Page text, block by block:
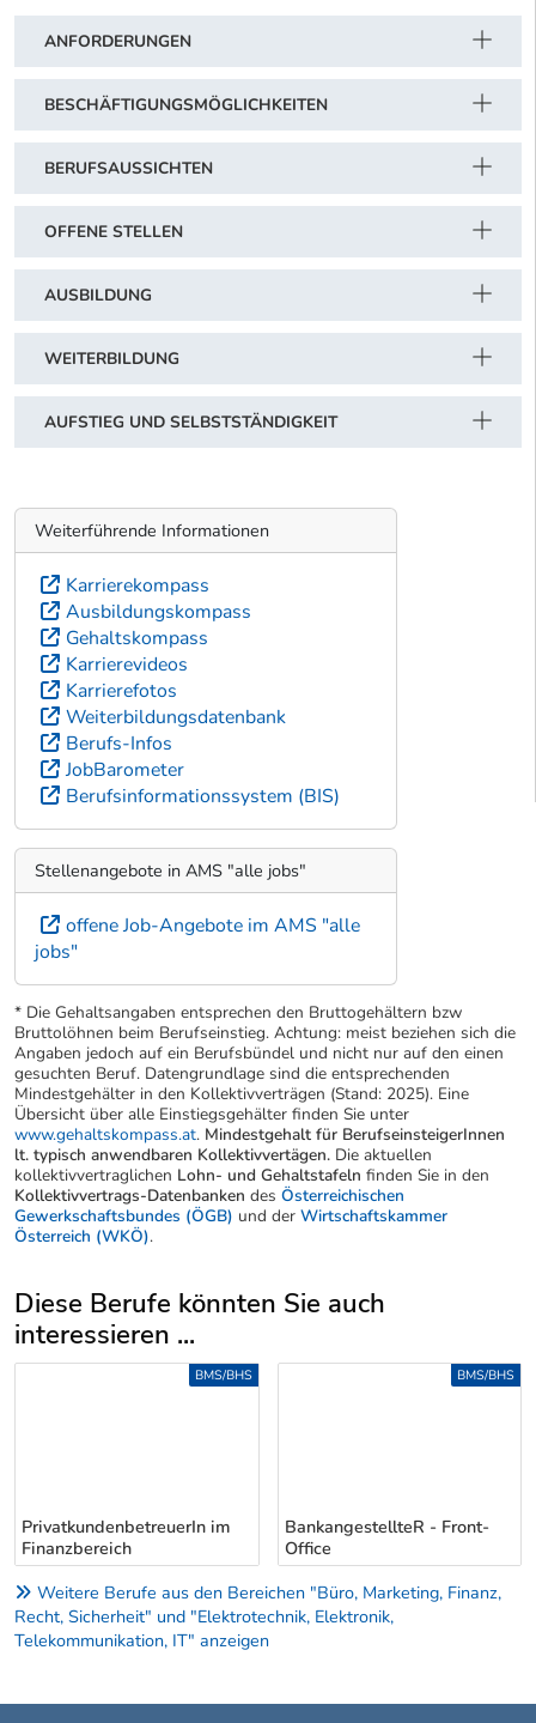
ANFORDERUNGEN
BESCHÄFTIGUNGSMÖGLICHKEITEN
BERUFSAUSSICHTEN
OFFENE STELLEN
AUSBILDUNG
WEITERBILDUNG
AUFSTIEG UND SELBSTSTÄNDIGKEIT
Weiterführende Informationen
Karrierekompass
Ausbildungskompass
Gehaltskompass
Karrierevideos
Karrierefotos
Weiterbildungsdatenbank
Berufs-Infos
JobBarometer
Berufsinformationssystem (BIS)
Stellenangebote in AMS "alle jobs"
offene Job-Angebote im AMS "alle
jobs"
* Die Gehaltsangaben entsprechen den Bruttogehältern bzw
Bruttolöhnen beim Berufseinstieg. Achtung: meist beziehen sich die
Angaben jedoch auf ein Berufsbündel und nicht nur auf den einen
gesuchten Beruf. Datengrundlage sind die entsprechenden
Mindestgehälter in den Kollektivverträgen (Stand: 2025). Eine
Übersicht über alle Einstiegsgehälter finden Sie unter
www.gehaltskompass.at. Mindestgehalt für BerufseinsteigerInnen
lt. typisch anwendbaren Kollektivvertägen. Die aktuellen
kollektivvertraglichen Lohn- und Gehaltstafeln finden Sie in den
Kollektivvertrags-Datenbanken des Österreichischen
Gewerkschaftsbundes (ÖGB) und der Wirtschaftskammer
Österreich (WKÖ).
Diese Berufe könnten Sie auch
interessieren ...
Uber weitere Berufsvorschläge
PrivatkundenbetreuerIn im
Finanzbereich
BMS/BHS
BankangestellteR - Front-
Office
BMS/BHS
Weitere Berufe aus den Bereichen "Büro, Marketing, Finanz,
Recht, Sicherheit" und "Elektrotechnik, Elektronik,
Telekommunikation, IT" anzeigen